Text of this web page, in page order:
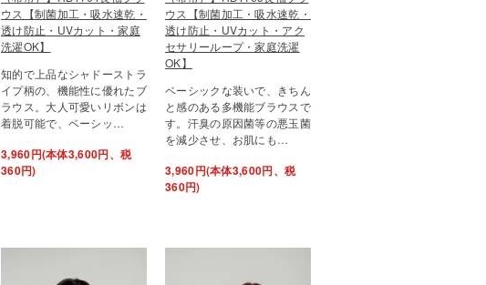
ウス【制菌加工・吸水速乾・
透け防止・UVカット・家庭
洗濯OK】
知的で上品なシャドーストラ
イプ柄の、機能性に優れたブ
ラウス。大人可愛いリボンは
着脱可能で、ベーシッ…
3,960円(本体3,600円、税
360円)
ウス【制菌加工・吸水速乾・
透け防止・UVカット・アク
セサリーループ・家庭洗濯
OK】
ベーシックな装いで、きちん
と感のある多機能ブラウスで
す。汗臭の原因菌等の悪玉菌
を減少させ、お肌にも…
3,960円(本体3,600円、税
360円)